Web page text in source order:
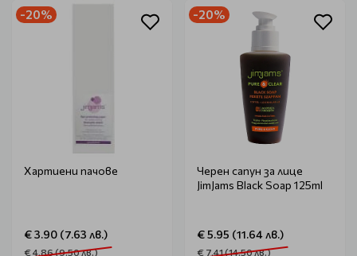
-20%
Хартиени пачове
€ 3.90 (7.63 лв.)
€ 4.86 (9.50 лв.)
-20%
Черен сапун за лице
JimJams Black Soap 125ml
€ 5.95 (11.64 лв.)
€ 7.41 (14.50 лв.)